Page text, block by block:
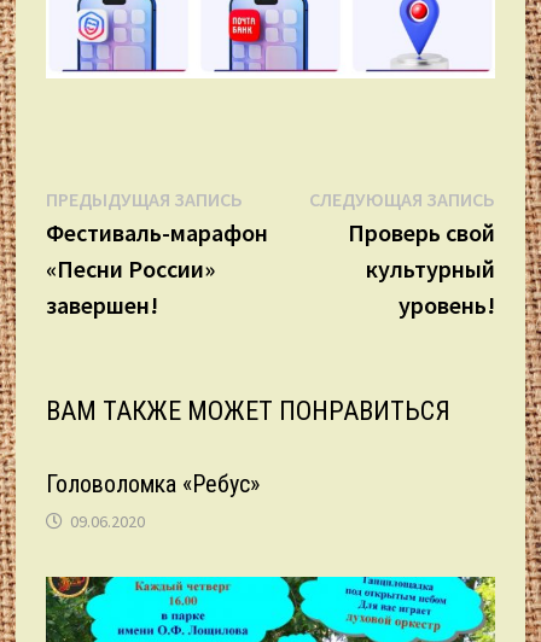
Навигация
по
записям
ПРЕДЫДУЩАЯ ЗАПИСЬ Предыдущая
запись:
Фестиваль-марафон
«Песни России»
завершен!
СЛЕДУЮЩАЯ ЗАПИСЬ
Проверь свой
культурный
уровень!
ВАМ ТАКЖЕ МОЖЕТ ПОНРАВИТЬСЯ
Головоломка «Ребус»
09.06.2020